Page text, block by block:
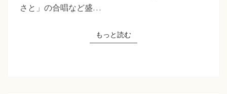
問
さと」の合唱など盛…
もっと読むもっと読む